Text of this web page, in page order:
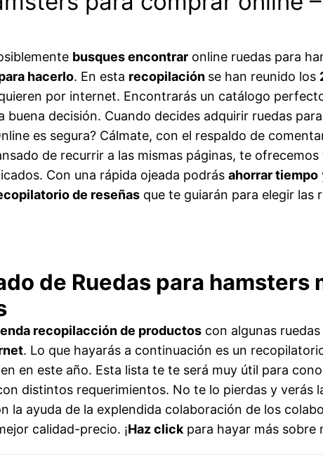
busques encontrar online ruedas para
hacerlo. En esta recopilación se han reunido los
por internet. Encontrarás un catálogo
buena decisión. Cuando decides adquirir ruedas
es segura? Cálmate, con el respaldo de
de recurrir a las mismas páginas, te
Con una rápida ojeada podrás ahorrar tiempo
de reseñas que te guiarán para elegir las
de Ruedas para hamsters
recopilacción de productos con algunas
. Lo que hayarás a continuación es un
en este año. Esta lista te te será muy útil para
distintos requerimientos. No te lo pierdas y verás
la ayuda de la explendida colaboración de los
calidad-precio. ¡Haz clickpara hayar más sobre